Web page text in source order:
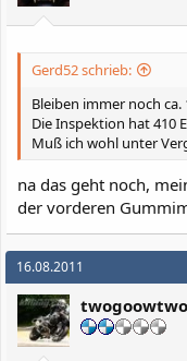
Gerd52 schrieb:
Bleiben immer noch
Die Inspektion hat 410
Muß ich wohl unter
na das geht noch,
der vorderen
16.08.2011